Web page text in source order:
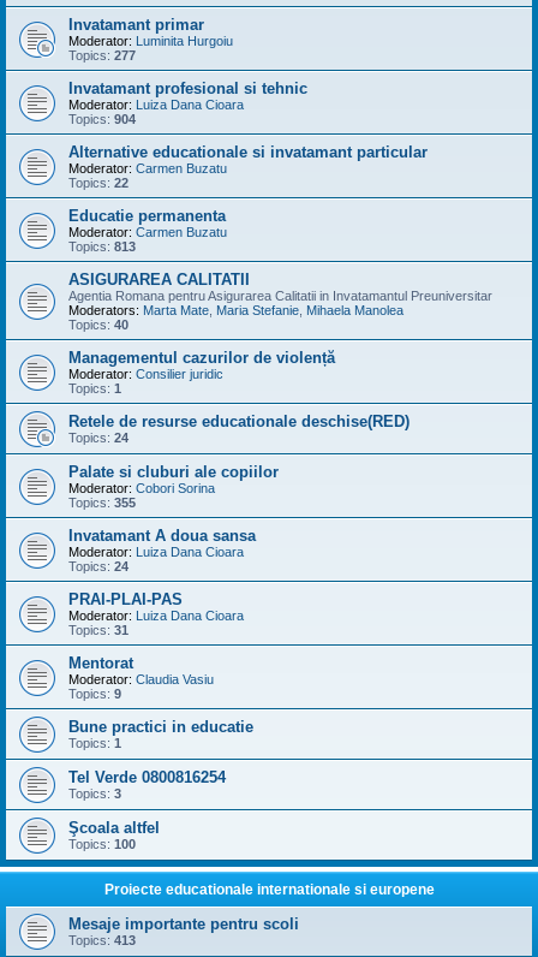
Invatamant primar
Moderator: Luminita Hurgoiu
Topics: 277
Invatamant profesional si tehnic
Moderator: Luiza Dana Cioara
Topics: 904
Alternative educationale si invatamant particular
Moderator: Carmen Buzatu
Topics: 22
Educatie permanenta
Moderator: Carmen Buzatu
Topics: 813
ASIGURAREA CALITATII
Agentia Romana pentru Asigurarea Calitatii in Invatamantul Preuniversitar
Moderators: Marta Mate Maria Stefanie Mihaela Manolea
Topics: 40
Managementul cazurilor de violență
Moderator: Consilier juridic
Topics: 1
Retele de resurse educationale deschise(RED)
Topics: 24
Palate si cluburi ale copiilor
Moderator: Cobori Sorina
Topics: 355
Invatamant A doua sansa
Moderator: Luiza Dana Cioara
Topics: 24
PRAI-PLAI-PAS
Moderator: Luiza Dana Cioara
Topics: 31
Mentorat
Moderator: Claudia Vasiu
Topics: 9
Bune practici in educatie
Topics: 1
Tel Verde 0800816254
Topics: 3
Şcoala altfel
Topics: 100
Proiecte educationale internationale si europene
Mesaje importante pentru scoli
Topics: 413